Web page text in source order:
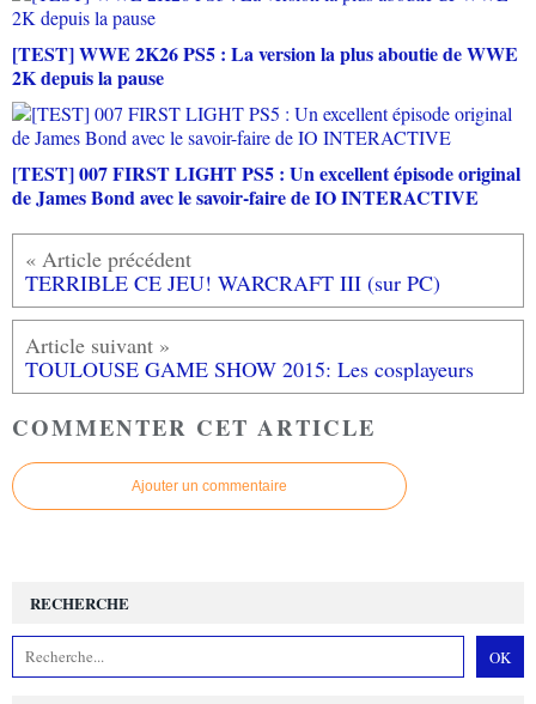
[TEST] WWE 2K26 PS5 : La version la plus aboutie de WWE
2K depuis la pause
[TEST] 007 FIRST LIGHT PS5 : Un excellent épisode original
de James Bond avec le savoir-faire de IO INTERACTIVE
TERRIBLE CE JEU! WARCRAFT III (sur PC)
TOULOUSE GAME SHOW 2015: Les cosplayeurs
COMMENTER CET ARTICLE
Ajouter un commentaire
RECHERCHE